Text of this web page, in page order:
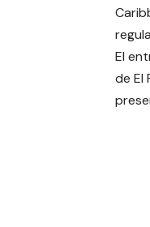
El
de El